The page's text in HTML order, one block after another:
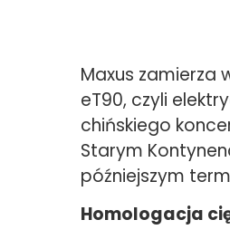
Maxus zamierza
eT90, czyli
chińskiego
Starym
późniejszym
Homologacja